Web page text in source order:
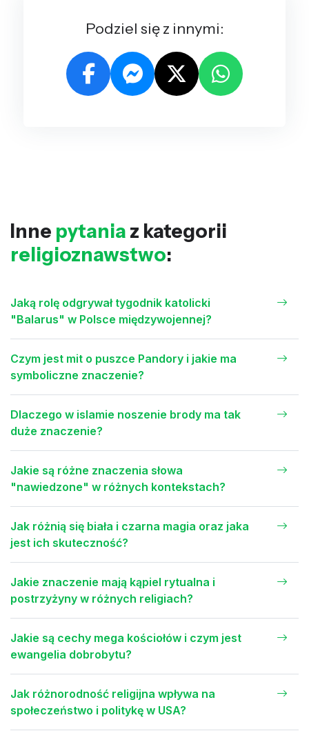
Podziel się z innymi:
Inne pytania z kategorii
religioznawstwo:
Jaką rolę odgrywał tygodnik katolicki
"Balarus" w Polsce międzywojennej?
Czym jest mit o puszce Pandory i jakie ma
symboliczne znaczenie?
Dlaczego w islamie noszenie brody ma tak
duże znaczenie?
Jakie są różne znaczenia słowa
"nawiedzone" w różnych kontekstach?
Jak różnią się biała i czarna magia oraz jaka
jest ich skuteczność?
Jakie znaczenie mają kąpiel rytualna i
postrzyżyny w różnych religiach?
Jakie są cechy mega kościołów i czym jest
ewangelia dobrobytu?
Jak różnorodność religijna wpływa na
społeczeństwo i politykę w USA?